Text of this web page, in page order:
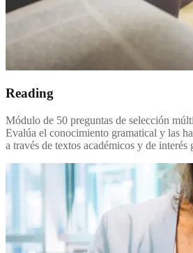
Reading
Módulo de 50 preguntas de selección
Evalúa el conocimiento gramatical y las
a través de textos académicos y de interés